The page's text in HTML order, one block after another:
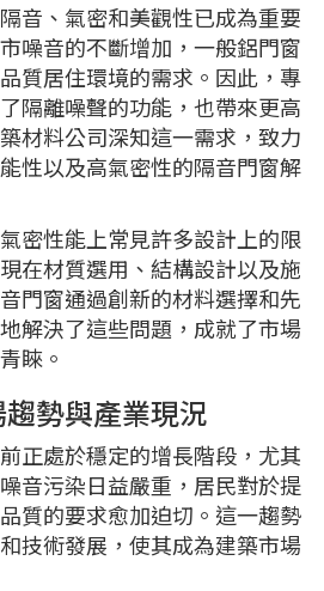
音、氣密和美觀性已成為重要
噪音的不斷增加，一般鋁門窗
質居住環境的需求。因此，專
隔離噪聲的功能，也帶來更高
材料公司深知這一需求，致力
性以及高氣密性的隔音門窗解
密性能上常見許多設計上的限
在材質選用、結構設計以及施
門窗通過創新的材料選擇和先
解決了這些問題，成就了市場
睞。
勢與產業現況
正處於穩定的增長階段，尤其
音污染日益嚴重，居民對於提
質的要求愈加迫切。這一趨勢
技術發展，使其成為建築市場